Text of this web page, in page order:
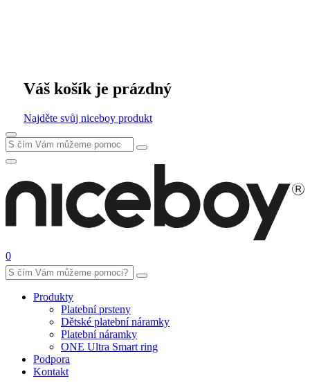
Váš košík je prázdný
Najděte svůj niceboy produkt
0
Produkty
Platební prsteny
Dětské platební náramky
Platební náramky
ONE Ultra Smart ring
Podpora
Kontakt